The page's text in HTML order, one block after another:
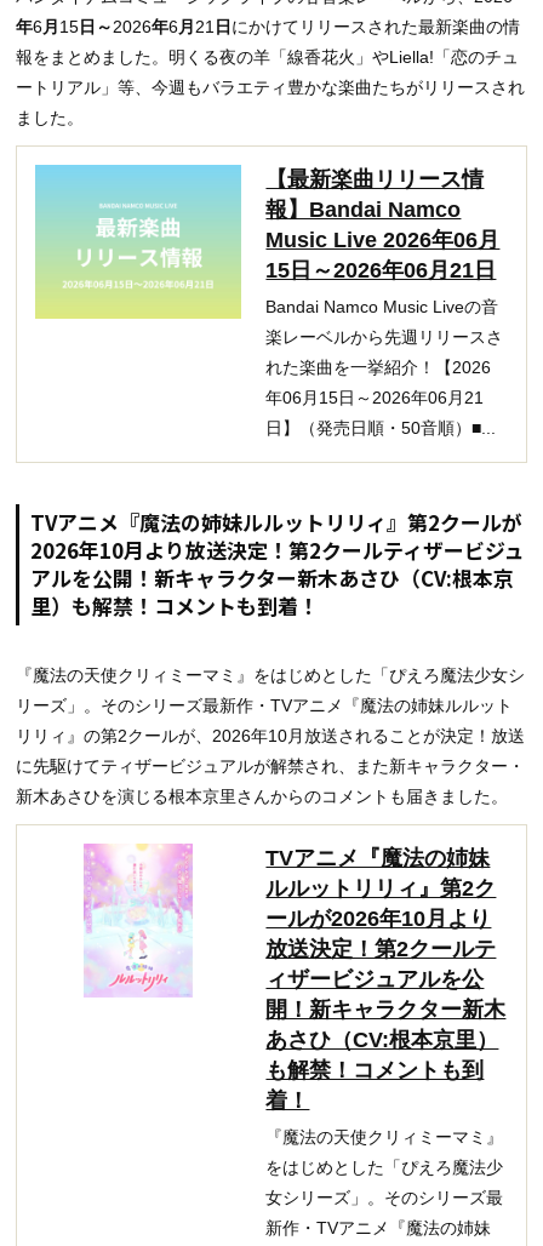
年6月 15日～2026年6月 21 日 にかけてリリースされた最新楽曲の情
報をまとめました。明くる夜の羊「線香花火」やLiella!「恋のチュ
ートリアル」等、今週もバラエティ豊かな楽曲たちがリリースされ
ました。
【最新楽曲リリース情
報】Bandai Namco
Music Live 2026年06月
15日～2026年06月21日
Bandai Namco Music Liveの音
楽レーベルから先週リリースさ
れた楽曲を一挙紹介！【2026
年06月15日～2026年06月21
日】（発売日順・50音順）■...
TVアニメ『魔法の姉妹ルルットリリィ』第2クールが
2026年10月より放送決定！第2クールティザービジュ
アルを公開！新キャラクター新木あさひ（CV:根本京
里）も解禁！コメントも到着！
『魔法の天使クリィミーマミ』をはじめとした「ぴえろ魔法少女シ
リーズ」。そのシリーズ最新作・TVアニメ『魔法の姉妹ルルット
リリィ』の第2クールが、2026年10月放送されることが決定！放送
に先駆けてティザービジュアルが解禁され、また新キャラクター・
新木あさひを演じる根本京里さんからのコメントも届きました。
TVアニメ『魔法の姉妹
ルルットリリィ』第2ク
ールが2026年10月より
放送決定！第2クールテ
ィザービジュアルを公
開！新キャラクター新木
あさひ（CV:根本京里）
も解禁！コメントも到
着！
『魔法の天使クリィミーマミ』
をはじめとした「ぴえろ魔法少
女シリーズ」。そのシリーズ最
新作・TVアニメ『魔法の姉妹